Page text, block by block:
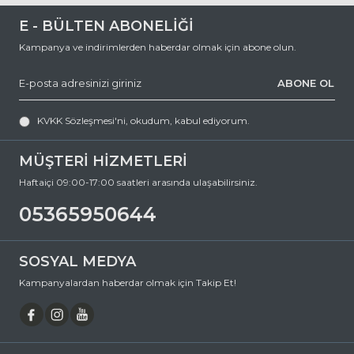
MÜŞTERİ HİZMETLERİ
Haftaiçi 09:00-17:00 saatleri arasında ulaşabilirsiniz.
05365950644
E - BÜLTEN ABONELİĞİ
Kampanya ve indirimlerden haberdar olmak için abone olun.
ABONE OL
KVKK Sözleşmesi'ni, okudum, kabul ediyorum.
SOSYAL MEDYA
Kampanyalardan haberdar olmak için Takip Et!